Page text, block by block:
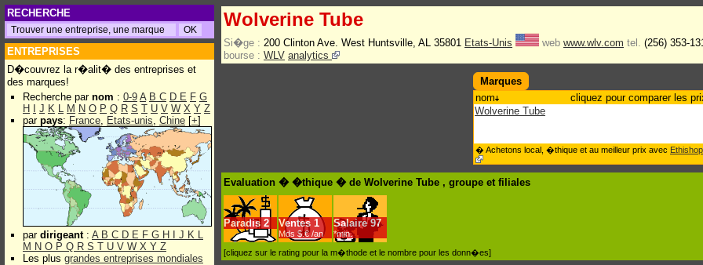
RECHERCHE
ENTREPRISES
D�couvrez la r�alit� des entreprises et
des marques!
Recherche par nom : 0-9 A B C D E F G
H
J K L M N O P Q R S T U V W X Y Z
par pays: France, Etats-unis, Chine [+]
par dirigeant: A B C D E F G H J K L
M N O P Q R S T U V W X Y Z
Les plus grandes entreprises mondiales
Wolverine Tube
Si�ge : 200 Clinton Ave. West Huntsville, AL 35801 Etats-Unis web www.wlv.com tel. (256) 353-
bourse : WLV analytics
Marques
nom
cliquez pour comparer les
Wolverine Tube
� Achetons local, �thique et au meilleur prix avec Ethishop
Evaluation � �thique � de Wolverine Tube , groupe et filiales
Paradis 2 Ventes 1
Mds $.€ /an
Salaire 97
*min.
[cliquez sur le rating pour la m�thode et le nombre pour les donn�es]